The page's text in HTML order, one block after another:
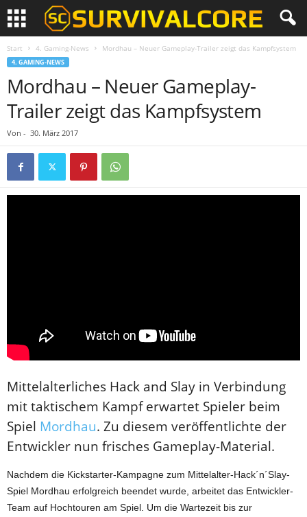
Start 4. Gaming-News Mordhau – Neuer Gameplay-Trailer zeigt das Kampfsystem
4. GAMING-NEWS
Mordhau – Neuer Gameplay-
Trailer zeigt das Kampfsystem
Von - 30. März 2017
Mittelalterliches Hack and Slay in Verbindung
mit taktischem Kampf erwartet Spieler beim
Spiel Mordhau. Zu diesem veröffentlichte der
Entwickler nun frisches Gameplay-Material.
Nachdem die Kickstarter-Kampagne zum Mittelalter-Hack´n´Slay-
Spiel Mordhau erfolgreich beendet wurde, arbeitet das Entwickler-
Team auf Hochtouren am Spiel. Um die Wartezeit bis zur